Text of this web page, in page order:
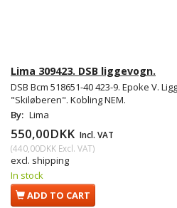
Lima 309423. DSB liggevogn.
DSB Bcm 518651-40 423-9. Epoke V.
"Skiløberen". Kobling NEM.
By: Lima
550,00DKK Incl. VAT
(440,00DKK Excl. VAT)
excl. shipping
In stock
ADD TO CART